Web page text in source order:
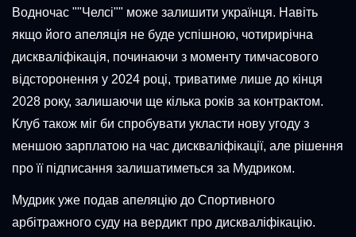
Водночас ""Челсі"" може залишити українця. Навіть
якщо його апеляція не буде успішною, чотирирічна
дискваліфікація, починаючи з моменту тимчасового
відсторонення у 2024 році, триватиме лише до кінця
2028 року, залишаючи ще кілька років за контрактом.
Клуб також міг би спробувати укласти нову угоду з
меншою зарплатою на час дискваліфікації, але рішення
про її підписання залишатиметься за Мудриком.
Мудрик уже подав апеляцію до Спортивного
арбітражного суду на вердикт про дискваліфікацію.